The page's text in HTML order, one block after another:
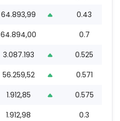
64.893,99 0.43
64.894,00 0.7
3.087.193 0.525
56.259,52 0.571
1.912,85 0.575
1.912,98 0.3